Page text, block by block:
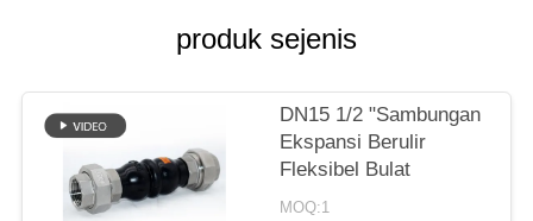
KEBIJAKAN
PRIVASI
produk sejenis
DN15 1/2 "Sambungan
Ekspansi Berulir
Fleksibel Bulat
MOQ:1